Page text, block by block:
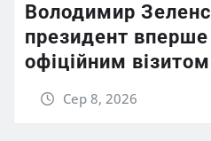
Володимир
президент вперше
офіційним
Сер 8, 2026